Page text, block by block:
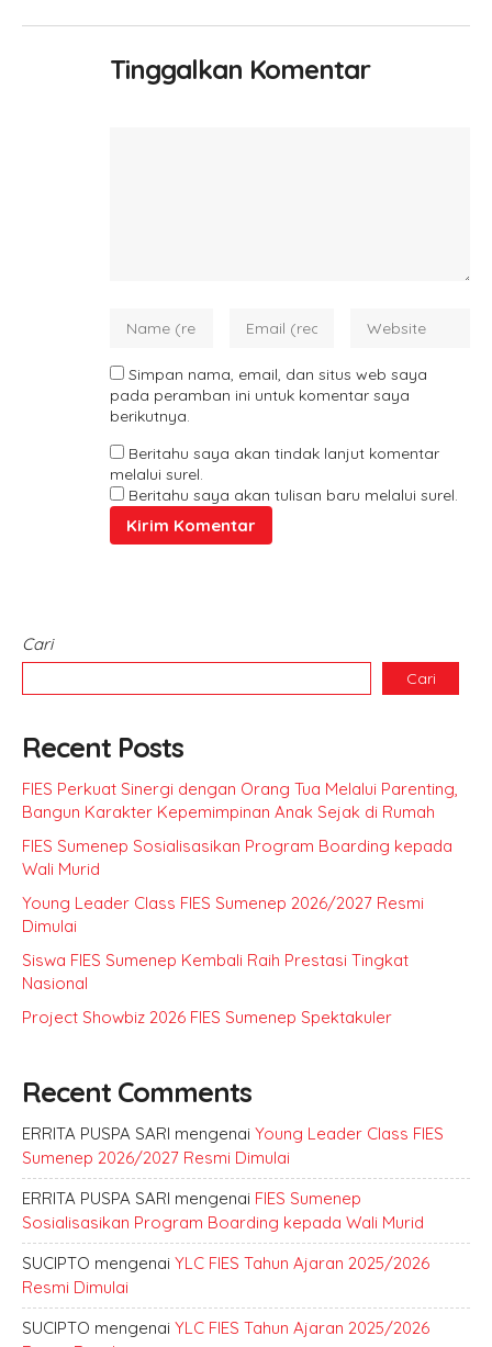
Tinggalkan Komentar
Simpan nama, email, dan situs web saya
pada peramban ini untuk komentar saya
berikutnya.
Beritahu saya akan tindak lanjut komentar
melalui surel.
Beritahu saya akan tulisan baru melalui surel.
Cari
Cari
Recent Posts
FIES Perkuat Sinergi dengan Orang Tua Melalui Parenting,
Bangun Karakter Kepemimpinan Anak Sejak di Rumah
FIES Sumenep Sosialisasikan Program Boarding kepada
Wali Murid
Young Leader Class FIES Sumenep 2026/2027 Resmi
Dimulai
Siswa FIES Sumenep Kembali Raih Prestasi Tingkat
Nasional
Project Showbiz 2026 FIES Sumenep Spektakuler
Recent Comments
ERRITA PUSPA SARI mengenai Young Leader Class FIES
Sumenep 2026/2027 Resmi Dimulai
ERRITA PUSPA SARI mengenai FIES Sumenep
Sosialisasikan Program Boarding kepada Wali Murid
SUCIPTO mengenai YLC FIES Tahun Ajaran 2025/2026
Resmi Dimulai
SUCIPTO mengenai YLC FIES Tahun Ajaran 2025/2026